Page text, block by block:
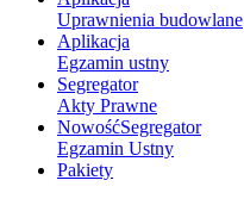
Uprawnienia budowlane
Aplikacja
Egzamin ustny
Segregator
Akty Prawne
NowośćSegregator
Egzamin Ustny
Pakiety